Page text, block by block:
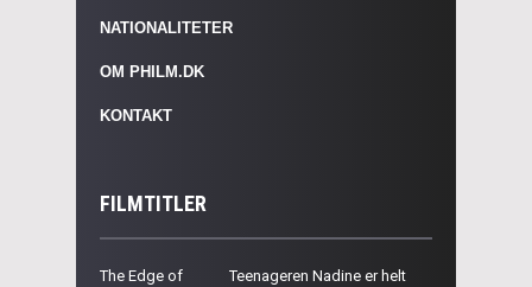
NATIONALITETER
OM PHILM.DK
KONTAKT
FILMTITLER
The Edge of
Teenageren Nadine er helt